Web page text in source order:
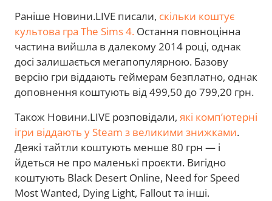
Раніше Новини.LIVE писали, скільки коштує
культова гра The Sims 4. Остання повноцінна
частина вийшла в далекому 2014 році, однак
досі залишається мегапопулярною. Базову
версію гри віддають геймерам безплатно, однак
доповнення коштують від 499,50 до 799,20 грн.
Також Новини.LIVE розповідали, які комп’ютерні
ігри віддають у Steam з великими знижками.
Деякі тайтли коштують менше 80 грн — і
йдеться не про маленькі проєкти. Вигідно
коштують Black Desert Online, Need for Speed
Most Wanted, Dying Light, Fallout та інші.